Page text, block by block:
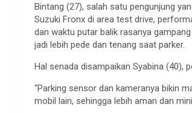
Bintang (27), salah satu pengunjung
Suzuki Fronx di area test drive,
dan waktu putar balik rasanya
jadi lebih pede dan tenang saat parker.
Hal senada disampaikan Syabina (40),
“Parking sensor dan kameranya bikin
mobil lain, sehingga lebih aman dan